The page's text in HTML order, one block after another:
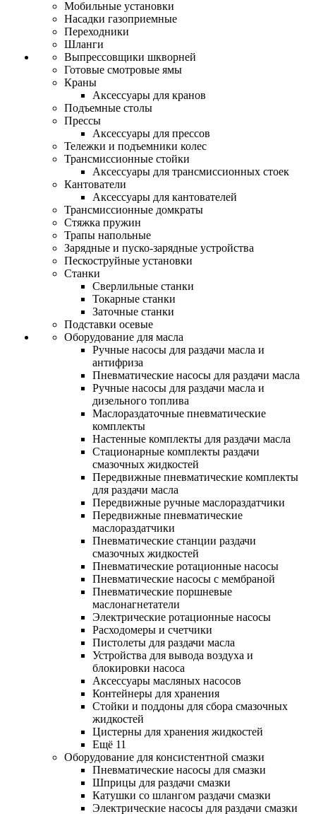
Мобильные установки
Насадки газоприемные
Переходники
Шланги
Выпрессовщики шкворней
Готовые смотровые ямы
Краны
Аксессуары для кранов
Подъемные столы
Прессы
Аксессуары для прессов
Тележки и подъемники колес
Трансмиссионные стойки
Аксессуары для трансмиссионных стоек
Кантователи
Аксессуары для кантователей
Трансмиссионные домкраты
Стяжка пружин
Трапы напольные
Зарядные и пуско-зарядные устройства
Пескоструйные установки
Станки
Сверлильные станки
Токарные станки
Заточные станки
Подставки осевые
Оборудование для масла
Ручные насосы для раздачи масла и
антифриза
Пневматические насосы для раздачи масла
Ручные насосы для раздачи масла и
дизельного топлива
Маслораздаточные пневматические
комплекты
Настенные комплекты для раздачи масла
Стационарные комплекты раздачи
смазочных жидкостей
Передвижные пневматические комплекты
для раздачи масла
Передвижные ручные маслораздатчики
Передвижные пневматические
маслораздатчики
Пневматические станции раздачи
смазочных жидкостей
Пневматические ротационные насосы
Пневматические насосы с мембраной
Пневматические поршневые
маслонагнетатели
Электрические ротационные насосы
Расходомеры и счетчики
Пистолеты для раздачи масла
Устройства для вывода воздуха и
блокировки насоса
Аксессуары масляных насосов
Контейнеры для хранения
Стойки и поддоны для сбора смазочных
жидкостей
Цистерны для хранения жидкостей
Ещё 11
Оборудование для консистентной смазки
Пневматические насосы для смазки
Шприцы для раздачи смазки
Катушки со шлангом раздачи смазки
Электрические насосы для раздачи смазки